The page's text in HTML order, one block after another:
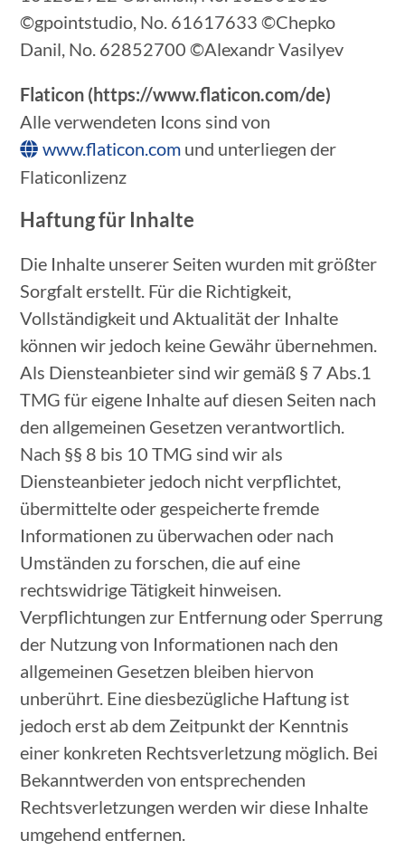
©gpointstudio, No. 61617633 ©Chepko
Danil, No. 62852700 ©Alexandr Vasilyev
Flaticon (https://www.flaticon.com/de)
Alle verwendeten Icons sind von
www.flaticon.com und unterliegen der
Flaticonlizenz
Haftung für Inhalte
Die Inhalte unserer Seiten wurden mit größter
Sorgfalt erstellt. Für die Richtigkeit,
Vollständigkeit und Aktualität der Inhalte
können wir jedoch keine Gewähr übernehmen.
Als Diensteanbieter sind wir gemäß § 7 Abs.1
TMG für eigene Inhalte auf diesen Seiten nach
den allgemeinen Gesetzen verantwortlich.
Nach §§ 8 bis 10 TMG sind wir als
Diensteanbieter jedoch nicht verpflichtet,
übermittelte oder gespeicherte fremde
Informationen zu überwachen oder nach
Umständen zu forschen, die auf eine
rechtswidrige Tätigkeit hinweisen.
Verpflichtungen zur Entfernung oder Sperrung
der Nutzung von Informationen nach den
allgemeinen Gesetzen bleiben hiervon
unberührt. Eine diesbezügliche Haftung ist
jedoch erst ab dem Zeitpunkt der Kenntnis
einer konkreten Rechtsverletzung möglich. Bei
Bekanntwerden von entsprechenden
Rechtsverletzungen werden wir diese Inhalte
umgehend entfernen.